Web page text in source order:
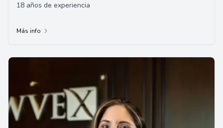
18 años de experiencia
Más info